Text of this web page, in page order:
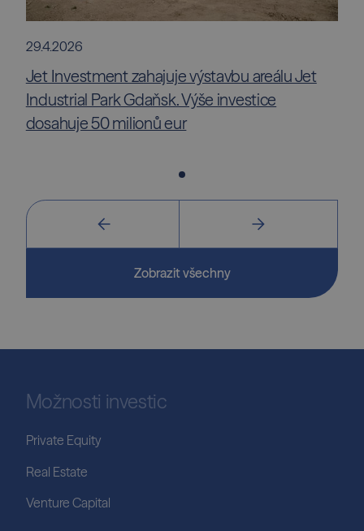
29.4.2026
Jet Investment zahajuje výstavbu areálu Jet
Industrial Park Gdaňsk. Výše investice
dosahuje 50 milionů eur
Zobrazit všechny
Možnosti investic
Private Equity
Real Estate
Venture Capital